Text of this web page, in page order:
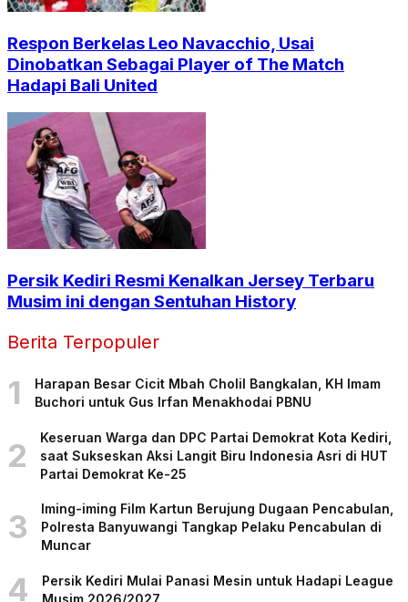
Respon Berkelas Leo Navacchio, Usai
Dinobatkan Sebagai Player of The Match
Hadapi Bali United
Persik Kediri Resmi Kenalkan Jersey Terbaru
Musim ini dengan Sentuhan History
Berita Terpopuler
1
Harapan Besar Cicit Mbah Cholil Bangkalan, KH Imam
Buchori untuk Gus Irfan Menakhodai PBNU
2
Keseruan Warga dan DPC Partai Demokrat Kota Kediri,
saat Sukseskan Aksi Langit Biru Indonesia Asri di HUT
Partai Demokrat Ke-25
3
Iming-iming Film Kartun Berujung Dugaan Pencabulan,
Polresta Banyuwangi Tangkap Pelaku Pencabulan di
Muncar
4
Persik Kediri Mulai Panasi Mesin untuk Hadapi League
Musim 2026/2027